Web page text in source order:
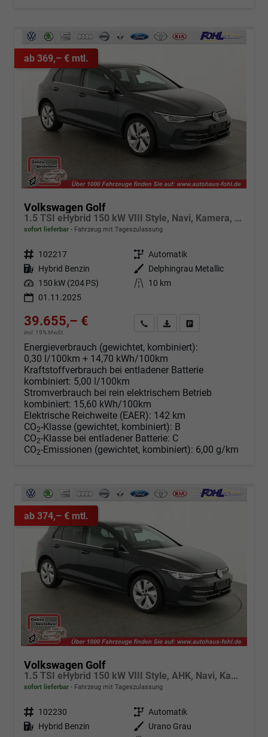
ab 369,– € mtl.
Volkswagen Golf
1.5 TSI eHybrid 150 kW VIII Style, Navi, Kamera, Side, LED-Plus
sofort lieferbar Fahrzeug mit Tageszulassung
Fahrzeugnr. 102217 Getriebe Automatik
Kraftstoff Hybrid Benzin Außenfarbe
Delphingrau Metallic
Leistung 150 kW (204 PS) Kilometerstand
10 km
01.11.2025
39.655,– €
incl. 19% MwSt.
Angebot anfordern
Fahrzeugexpose (PDF)
Energieverbrauch (gewichtet, kombiniert):
0,30 l/100km + 14,70 kWh/100km
Kraftstoffverbrauch bei entladener Batterie
kombiniert: 5,00 l/100km
Stromverbrauch bei rein elektrischem Betrieb
kombiniert: 15,60 kWh/100km
Elektrische Reichweite (EAER): 142 km
CO2-Klasse (gewichtet, kombiniert): B
CO2-Klasse bei entladener Batterie: C
CO2-Emissionen (gewichtet, kombiniert): 6,00 g/km
ab 374,– € mtl.
Volkswagen Golf
1.5 TSI eHybrid 150 kW VIII Style, AHK, Navi, Kamera, Side, LED-Plus
sofort lieferbar Fahrzeug mit Tageszulassung
Fahrzeugnr. 102230 Getriebe Automatik
Kraftstoff Hybrid Benzin Außenfarbe
Urano Grau